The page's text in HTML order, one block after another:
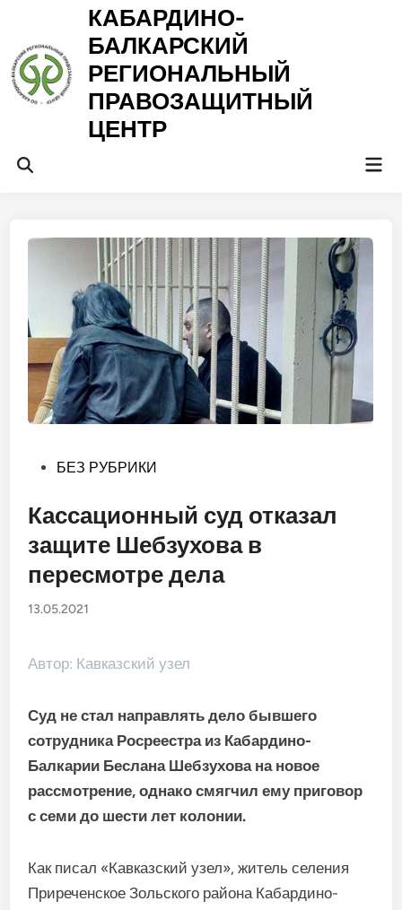
содержимому
КАБАРДИНО-
БАЛКАРСКИЙ
РЕГИОНАЛЬНЫЙ
ПРАВОЗАЩИТНЫЙ
ЦЕНТР
Открыть
Опубликовано
БЕЗ РУБРИКИ
Кассационный суд отказал
защите Шебзухова в
пересмотре дела
13.05.2021
Автор: Кавказский узел
Суд не стал направлять дело бывшего
сотрудника Росреестра из Кабардино-
Балкарии Беслана Шебзухова на новое
рассмотрение, однако смягчил ему приговор
с семи до шести лет колонии.
Как писал «Кавказский узел», житель селения
Приреченское Зольского района Кабардино-